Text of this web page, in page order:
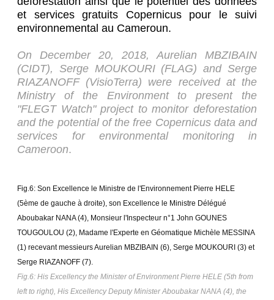
et services gratuits Copernicus pour le suivi
environnemental au Cameroun.
On December 20, 2018, Aurelian MBZIBAIN
(CIDT), Serge MOUKOURI (FLAG) and Serge
RIAZANOFF (VisioTerra) were received at the
Ministry of the Environment to present the
"FLEGT Watch" project to monitor deforestation
and the potential of thefree Copernicus data and
services for environmental monitoring in
Cameroon.
Fig.6: Son Excellence le Ministre de l'Environnement Pierre HELE
(5ème de gauche à droite), son Excellence le Ministre Délégué
Aboubakar NANA (4), Monsieur l'Inspecteur n°1 John GOUNES
TOUGOULOU (2), Madame l'Experte en Géomatique Michèle MESSINA
(1) recevant messieurs Aurelian MBZIBAIN (6), Serge MOUKOURI (3) et
Serge RIAZANOFF (7).
Fig.6: His Excellency the Minister of Environment Pierre HELE (5th from
left to right), His Excellency Deputy Minister Aboubakar NANA (4), the